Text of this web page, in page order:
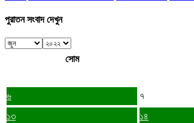
পুরাতন সংবাদ দেখুন
সোম
৬
৭
১৩
১৪